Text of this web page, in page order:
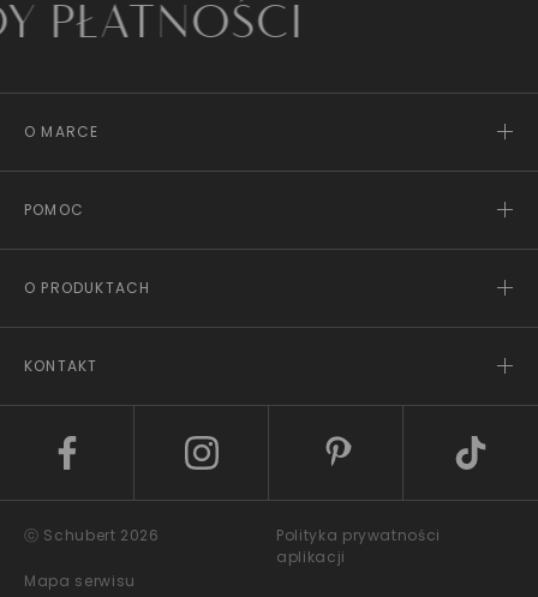
O MARCE
POMOC
O PRODUKTACH
KONTAKT
ⓒ Schubert 2026
Mapa serwisu
Polityka prywatności
aplikacji